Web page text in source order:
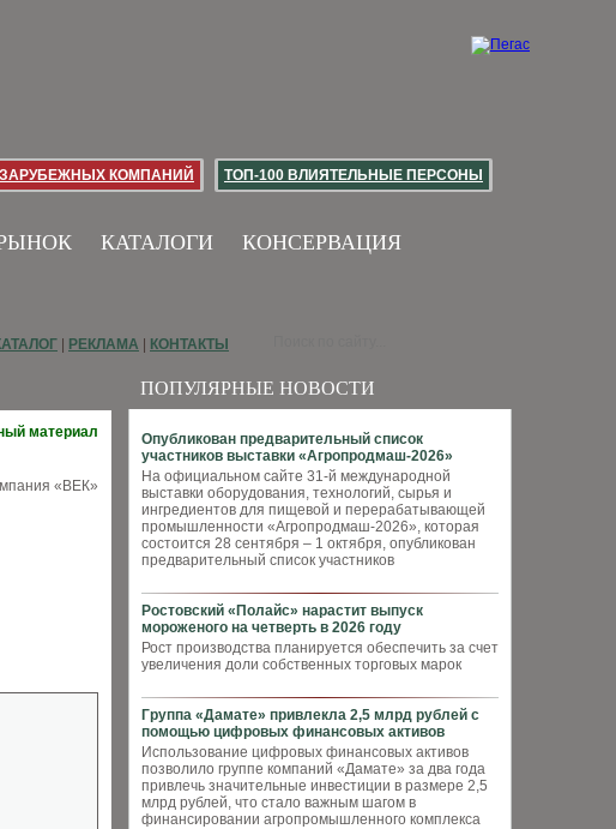
КОМПАНИЙ ТОП-100 ВЛИЯТЕЛЬНЫЕ ПЕРСОНЫ
КАТАЛОГИ КОНСЕРВАЦИЯ
ПОПУЛЯРНЫЕ НОВОСТИ
Опубликован предварительный список
участников выставки «Агропродмаш-2026»
На официальном сайте 31-й международной
выставки оборудования, технологий, сырья и
ингредиентов для пищевой и перерабатывающей
промышленности «Агропродмаш-2026», которая
состоится 28 сентября – 1 октября, опубликован
предварительный список участников
Ростовский «Полайс» нарастит выпуск
мороженого на четверть в 2026 году
Рост производства планируется обеспечить за счет
увеличения доли собственных торговых марок
Группа «Дамате» привлекла 2,5 млрд рублей с
помощью цифровых финансовых активов
Использование цифровых финансовых активов
позволило группе компаний «Дамате» за два года
привлечь значительные инвестиции в размере 2,5
млрд рублей, что стало важным шагом в
финансировании агропромышленного комплекса
РЕКЛАМА КОНТАКТЫ
материал